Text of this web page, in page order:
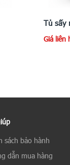
Tủ sấy
Giá liên
sách bảo hành
dẫn mua hàng